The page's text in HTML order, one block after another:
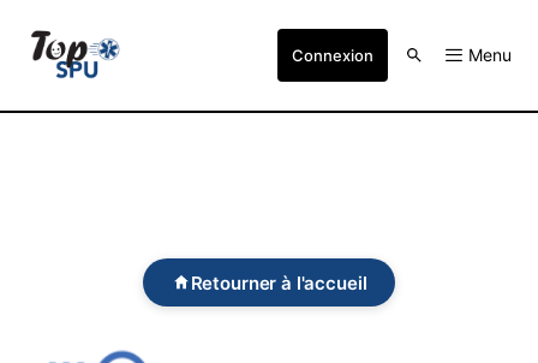
Connexion Menu
Retourner à l'accueil